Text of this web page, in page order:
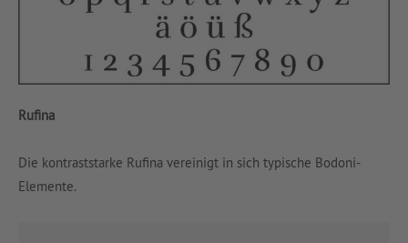
Rufina
Die kontraststarke Rufina vereinigt in sich typische Bodoni-
Elemente.